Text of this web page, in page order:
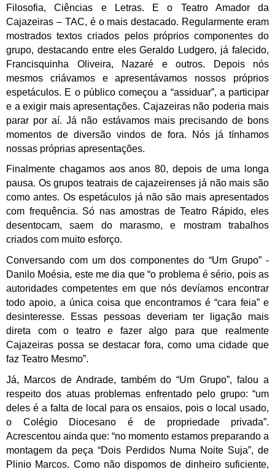
Filosofia, Ciências e Letras. E o Teatro Amador da
Cajazeiras – TAC, é o mais destacado. Regularmente eram
mostrados textos criados pelos próprios componentes do
grupo, destacando entre eles Geraldo Ludgero, já falecido,
Francisquinha Oliveira, Nazaré e outros. Depois nós
mesmos criávamos e apresentávamos nossos próprios
espetáculos. E o público começou a “assiduar”, a participar
e a exigir mais apresentações. Cajazeiras não poderia mais
parar por aí. Já não estávamos mais precisando de bons
momentos de diversão vindos de fora. Nós já tínhamos
nossas próprias apresentações.
Finalmente chagamos aos anos 80, depois de uma longa
pausa. Os grupos teatrais de cajazeirenses já não mais são
como antes. Os espetáculos já não são mais apresentados
com frequência. Só nas amostras de Teatro Rápido, eles
desentocam, saem do marasmo, e mostram trabalhos
criados com muito esforço.
Conversando com um dos componentes do “Um Grupo” -
Danilo Moésia, este me dia que “o problema é sério, pois as
autoridades competentes em que nós devíamos encontrar
todo apoio, a única coisa que encontramos é “cara feia” e
desinteresse. Essas pessoas deveriam ter ligação mais
direta com o teatro e fazer algo para que realmente
Cajazeiras possa se destacar fora, como uma cidade que
faz Teatro Mesmo”.
Já, Marcos de Andrade, também do “Um Grupo”, falou a
respeito dos atuas problemas enfrentado pelo grupo: “um
deles é a falta de local para os ensaios, pois o local usado,
o Colégio Diocesano é de propriedade privada”.
Acrescentou ainda que: “no momento estamos preparando a
montagem da peça “Dois Perdidos Numa Noite Suja”, de
Plinio Marcos. Como não dispomos de dinheiro suficiente,